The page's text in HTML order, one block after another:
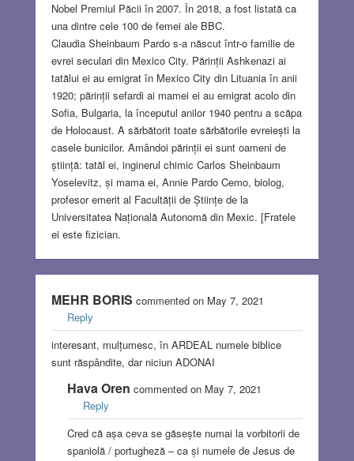
Nobel Premiul Păcii în 2007. În 2018, a fost listată ca
una dintre cele 100 de femei ale BBC.
Claudia Sheinbaum Pardo s-a născut într-o familie de
evrei seculari din Mexico City. Părinții Ashkenazi ai
tatălui ei au emigrat în Mexico City din Lituania în anii
1920; părinții sefardi ai mamei ei au emigrat acolo din
Sofia, Bulgaria, la începutul anilor 1940 pentru a scăpa
de Holocaust. A sărbătorit toate sărbătorile evreiești la
casele bunicilor. Amândoi părinții ei sunt oameni de
știință: tatăl ei, inginerul chimic Carlos Sheinbaum
Yoselevitz, și mama ei, Annie Pardo Cemo, biolog,
profesor emerit al Facultății de Științe de la
Universitatea Națională Autonomă din Mexic. [Fratele
ei este fizician.
MEHR BORIS commented on May 7, 2021
Reply
interesant, mulțumesc, în ARDEAL numele biblice
sunt răspândite, dar niciun ADONAI
Hava Oren commented on May 7, 2021
Reply
Cred că așa ceva se găsește numai la vorbitorii de
spaniolă / portugheză – ca și numele de Jesus de